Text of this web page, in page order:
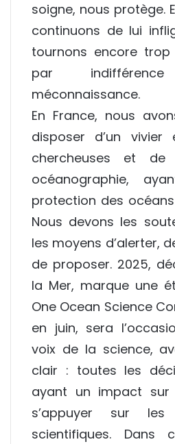
soigne, nous protège.
continuons de lui
tournons encore
par
méconnaissance.
En France, nous
disposer d’un vivier
chercheuses et de
océanographie,
protection des
Nous devons les
les moyens d’alerter,
de proposer. 2025,
la Mer, marque une
One Ocean Science
en juin, sera
voix de la science,
clair : toutes les
ayant un impact sur
s’appuyer sur les
scientifiques. Dans